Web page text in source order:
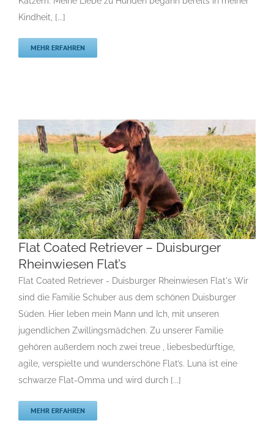
Kindheit, [...]
MEHR ERFAHREN
Flat Coated Retriever – Duisburger Rheinwiesen
Gruppe 8-Sektion 1 Züchter
Flatcoated Retriever
Gruppe 8-Sektion 1-Flatcoated
Retriever Landesgruppe Retriever Rassehunde Standard
Rassehunde von A bis Z
Rassehundezüchter
Flat Coated Retriever – Duisburger
Rheinwiesen Flat’s
Flat Coated Retriever - Duisburger Rheinwiesen Flat's Wir
sind die Familie Schuber aus dem schönen Duisburger
Süden. Hier leben mein Mann und Ich, mit unseren
jugendlichen Zwillingsmädchen. Zu unserer Familie
gehören außerdem noch zwei treue , liebesbedürftige,
agile, verspielte und wunderschöne Flat’s. Luna ist eine
schwarze Flat-Omma und wird durch [...]
MEHR ERFAHREN